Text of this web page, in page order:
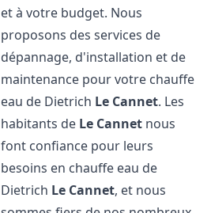
et à votre budget. Nous
proposons des services de
dépannage, d'installation et de
maintenance pour votre chauffe
eau de Dietrich Le Cannet. Les
habitants de Le Cannet nous
font confiance pour leurs
besoins en chauffe eau de
Dietrich Le Cannet, et nous